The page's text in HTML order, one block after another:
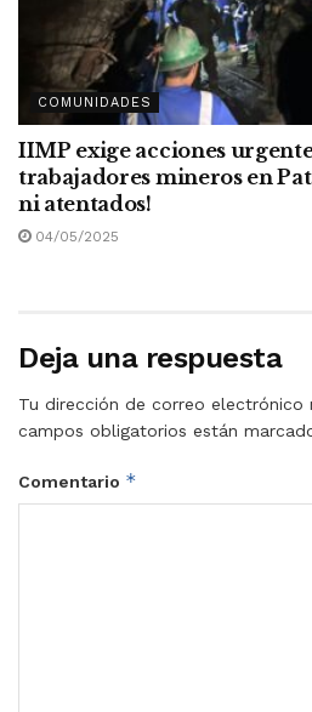
COMUNIDADES
IIMP exige acciones
trabajadores mineros en
ni atentados!
04/05/2025
Deja una respuesta
Tu dirección de correo electrónico
campos obligatorios están
Comentario *